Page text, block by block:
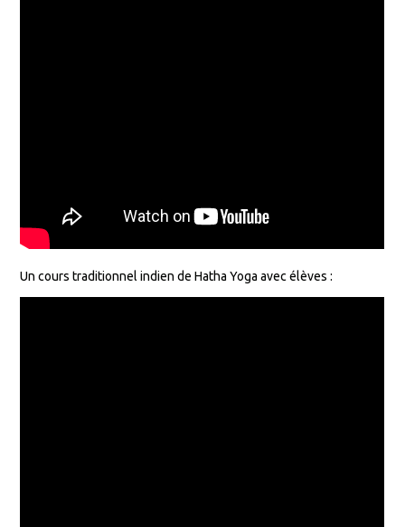
Un cours traditionnel indien de Hatha Yoga avec élèves :